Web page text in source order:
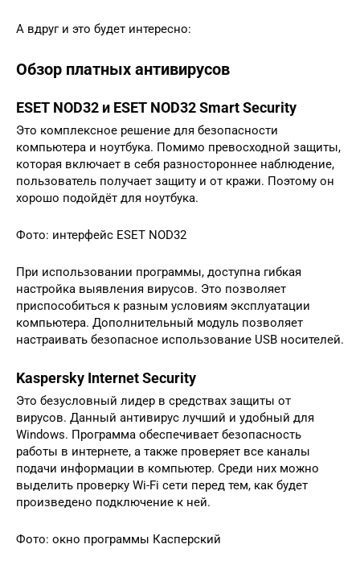
А вдруг и это будет интересно:
Обзор платных антивирусов
ESET NOD32 и ESET NOD32 Smart Security
Это комплексное решение для безопасности
компьютера и ноутбука. Помимо превосходной защиты,
которая включает в себя разностороннее наблюдение,
пользователь получает защиту и от кражи. Поэтому он
хорошо подойдёт для ноутбука.
Фото: интерфейс ESET NOD32
При использовании программы, доступна гибкая
настройка выявления вирусов. Это позволяет
приспособиться к разным условиям эксплуатации
компьютера. Дополнительный модуль позволяет
настраивать безопасное использование USB носителей.
Kaspersky Internet Security
Это безусловный лидер в средствах защиты от
вирусов. Данный антивирус лучший и удобный для
Windows. Программа обеспечивает безопасность
работы в интернете, а также проверяет все каналы
подачи информации в компьютер. Среди них можно
выделить проверку Wi-Fi сети перед тем, как будет
произведено подключение к ней.
Фото: окно программы Касперский